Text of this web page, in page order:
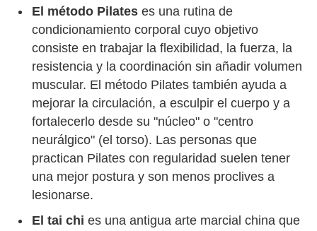
El método Pilates es una rutina de
condicionamiento corporal cuyo objetivo
consiste en trabajar la flexibilidad, la fuerza, la
resistencia y la coordinación sin añadir volumen
muscular. El método Pilates también ayuda a
mejorar la circulación, a esculpir el cuerpo y a
fortalecerlo desde su "núcleo" o "centro
neurálgico" (el torso). Las personas que
practican Pilates con regularidad suelen tener
una mejor postura y son menos proclives a
lesionarse.
El tai chi es una antigua arte marcial china que